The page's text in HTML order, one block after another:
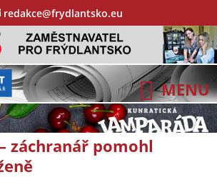
redakce@frydlantsko.eu
záchranář pomohl